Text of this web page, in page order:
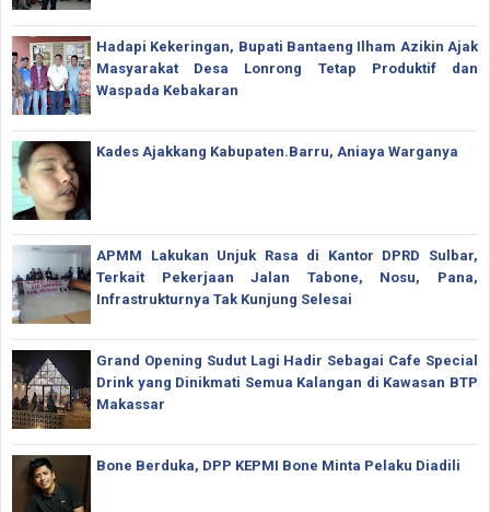
Hadapi Kekeringan, Bupati Bantaeng Ilham Azikin Ajak
Masyarakat Desa Lonrong Tetap Produktif dan
Waspada Kebakaran
Kades Ajakkang Kabupaten.Barru, Aniaya Warganya
APMM Lakukan Unjuk Rasa di Kantor DPRD Sulbar,
Terkait Pekerjaan Jalan Tabone, Nosu, Pana,
Infrastrukturnya Tak Kunjung Selesai
Grand Opening Sudut Lagi Hadir Sebagai Cafe Special
Drink yang Dinikmati Semua Kalangan di Kawasan BTP
Makassar
Bone Berduka, DPP KEPMI Bone Minta Pelaku Diadili